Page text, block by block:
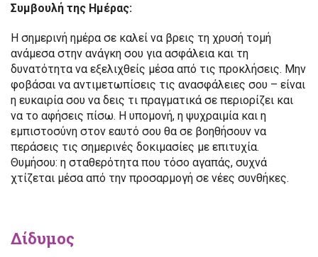
Συμβουλή της Ημέρας:
Η σημερινή ημέρα σε καλεί να βρεις τη χρυσή τομή
ανάμεσα στην ανάγκη σου για ασφάλεια και τη
δυνατότητα να εξελιχθείς μέσα από τις προκλήσεις. Μην
φοβάσαι να αντιμετωπίσεις τις ανασφάλειες σου – είναι
η ευκαιρία σου να δεις τι πραγματικά σε περιορίζει και
να το αφήσεις πίσω. Η υπομονή, η ψυχραιμία και η
εμπιστοσύνη στον εαυτό σου θα σε βοηθήσουν να
περάσεις τις σημερινές δοκιμασίες με επιτυχία.
Θυμήσου: η σταθερότητα που τόσο αγαπάς, συχνά
χτίζεται μέσα από την προσαρμογή σε νέες συνθήκες.
Δίδυμος